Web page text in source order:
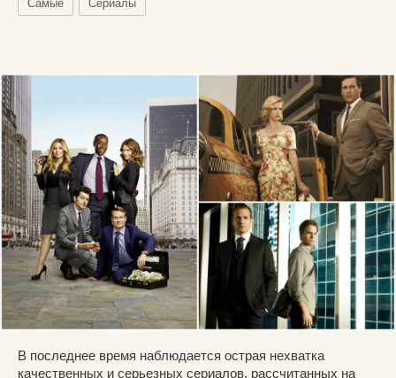
Самые Сериалы
В последнее время наблюдается острая нехватка
качественных и серьезных сериалов, рассчитанных на